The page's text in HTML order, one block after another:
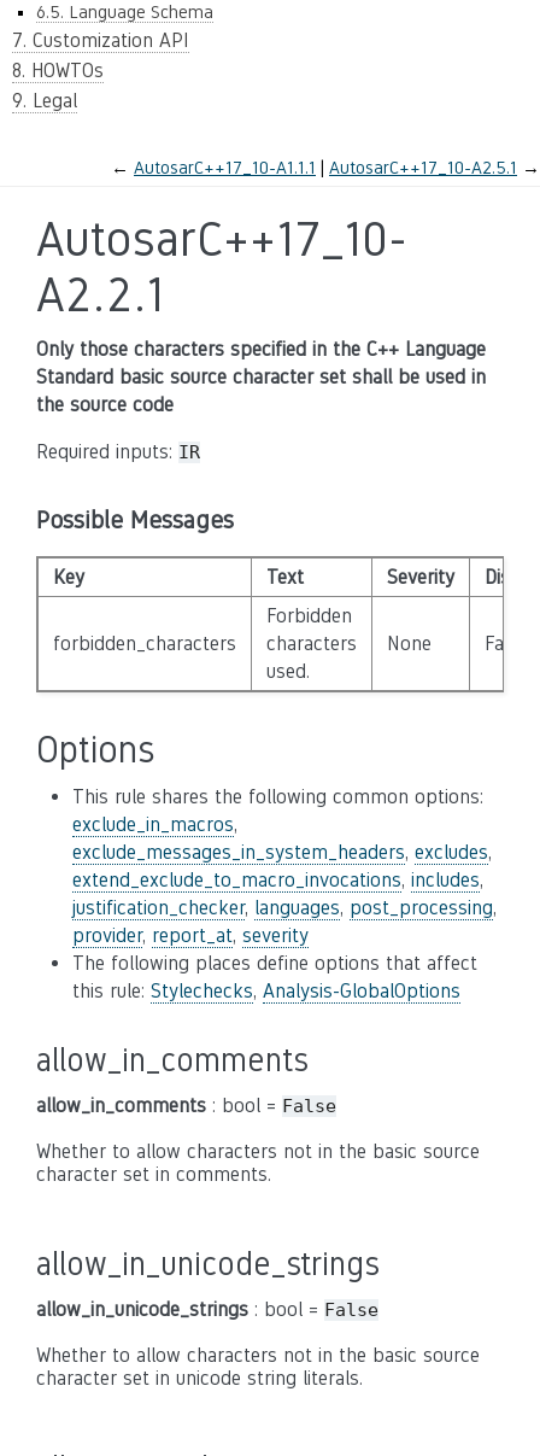
6.5. Language Schema
7. Customization API
8. HOWTOs
9. Legal
← AutosarC++17_10-A1.1.1 AutosarC++17_10-A2.5.1 →
AutosarC++17_10-
A2.2.1
Only those characters specified in the C++ Language
Standard basic source character set shall be used in
the source code
Required inputs: IR
Possible Messages
Key Text Severity
forbidden_characters
Forbidden
characters
used.
None False
Options
This rule shares the following common options:
exclude_in_macros,
exclude_messages_in_system_headers, excludes,
extend_exclude_to_macro_invocations, includes,
justification_checker, languages, post_processing,
provider, report_at, severity
The following places define options that affect
this rule: Stylechecks, Analysis-GlobalOptions
allow_in_comments
allow_in_comments : bool = False
Whether to allow characters not in the basic source
character set in comments.
allow_in_unicode_strings
allow_in_unicode_strings : bool = False
Whether to allow characters not in the basic source
character set in unicode string literals.